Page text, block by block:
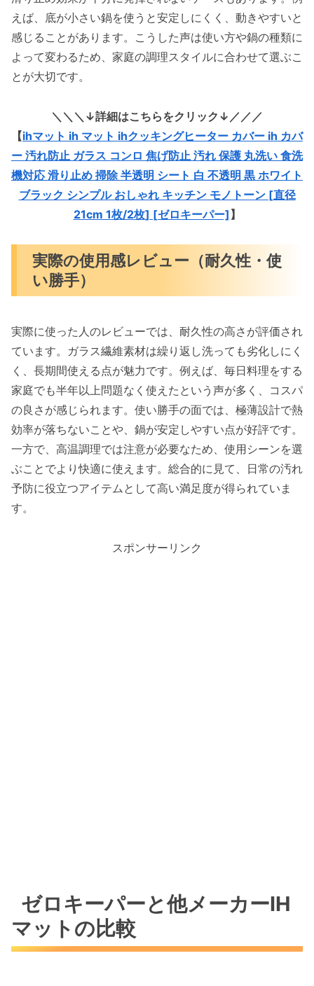
えば、底が小さい鍋を使うと安定しにくく、動きやすいと
感じることがあります。こうした声は使い方や鍋の種類に
よって変わるため、家庭の調理スタイルに合わせて選ぶこ
とが大切です。
＼＼＼↓詳細はこちらをクリック↓／／／
【ihマット ih マット ihクッキングヒーター カバー ih カバ
ー 汚れ防止 ガラス コンロ 焦げ防止 汚れ 保護 丸洗い 食洗
機対応 滑り止め 掃除 半透明 シート 白 不透明 黒 ホワイト
ブラック シンプル おしゃれ キッチン モノトーン [直径
21cm 1枚/2枚] [ゼロキーパー] 】
実際の使用感レビュー（耐久性・使
い勝手）
実際に使った人のレビューでは、耐久性の高さが評価され
ています。ガラス繊維素材は繰り返し洗っても劣化しにく
く、長期間使える点が魅力です。例えば、毎日料理をする
家庭でも半年以上問題なく使えたという声が多く、コスパ
の良さが感じられます。使い勝手の面では、極薄設計で熱
効率が落ちないことや、鍋が安定しやすい点が好評です。
一方で、高温調理では注意が必要なため、使用シーンを選
ぶことでより快適に使えます。総合的に見て、日常の汚れ
予防に役立つアイテムとして高い満足度が得られていま
す。
スポンサーリンク
ゼロキーパーと他メーカーIH
マットの比較